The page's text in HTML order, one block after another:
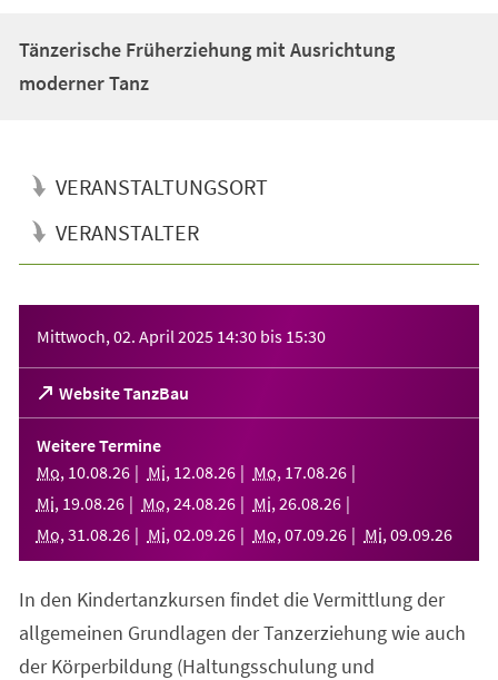
Tänzerische Früherziehung mit Ausrichtung
moderner Tanz
VERANSTALTUNGSORT
VERANSTALTER
Mittwoch, 02. April 2025 14:30 bis 15:30
Website TanzBau
(Öffnet
in
einem
neuen
Tab)
Weitere Termine
Mo, 10.08.26 Mi, 12.08.26 Mo, 17.08.26
Mi, 19.08.26 Mo, 24.08.26 Mi, 26.08.26
Mo, 31 .08.26 Mi, 02.09.26 Mo, 07.09.26 Mi, 09.09.26
In den Kindertanzkursen findet die Vermittlung der
allgemeinen Grundlagen der Tanzerziehung wie auch
der Körperbildung (Haltungsschulung und